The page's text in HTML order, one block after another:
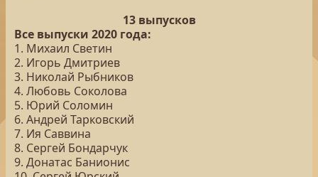
13 выпусков
Все выпуски 2020 года:
1. Михаил Светин
2. Игорь Дмитриев
3. Николай Рыбников
4. Любовь Соколова
5. Юрий Соломин
6. Андрей Тарковский
7. Ия Саввина
8. Сергей Бондарчук
9. Донатас Банионис